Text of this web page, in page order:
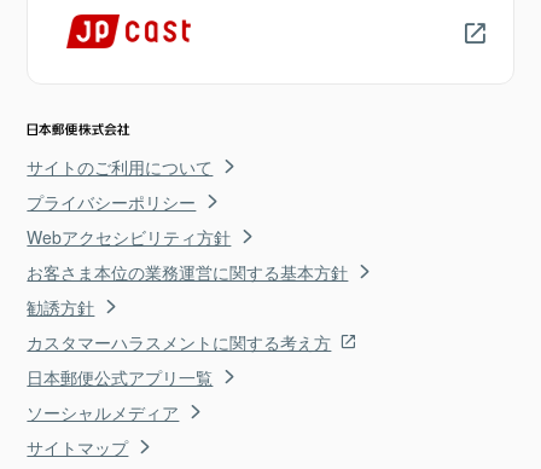
サイトのご利用について
プライバシーポリシー
Webアクセシビリティ方針
お客さま本位の業務運営に関する基本方針
勧誘方針
カスタマーハラスメントに関する考え方
日本郵便公式アプリ一覧
ソーシャルメディア
サイトマップ